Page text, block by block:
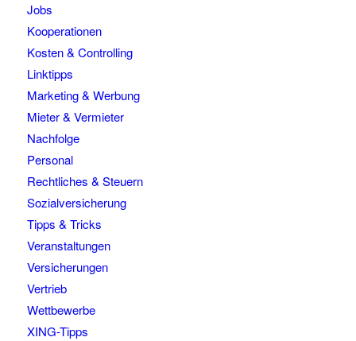
Jobs
Kooperationen
Kosten & Controlling
Linktipps
Marketing & Werbung
Mieter & Vermieter
Nachfolge
Personal
Rechtliches & Steuern
Sozialversicherung
Tipps & Tricks
Veranstaltungen
Versicherungen
Vertrieb
Wettbewerbe
XING-Tipps